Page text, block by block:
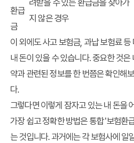
환급
금
려받을 수 있는 환급금을 찾아가
지 않은 경우
이 외에도 사고 보험금, 과납 보험료
내 돈이 있을 수 있습니다. 중요한 것은
약과 관련된 정보를 한 번쯤은 확인해
다.
그렇다면 이렇게 잠자고 있는 내 돈을
가장 쉽고 정확한 방법은 통합 '보험환
는 것입니다. 과거에는 각 보험사에 일